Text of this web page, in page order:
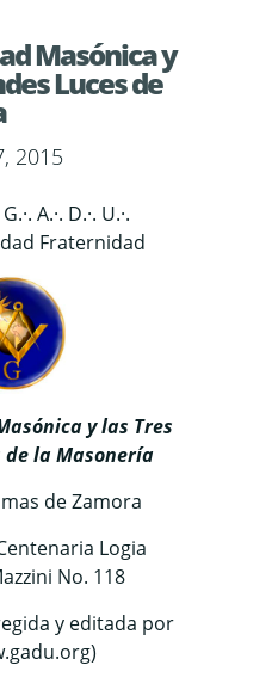
Masónica y
Luces de
2015
A.·. D.·. U.·.
Fraternidad
y las Tres
de la Masonería
de Zamora
Logia
No. 118
y editada por